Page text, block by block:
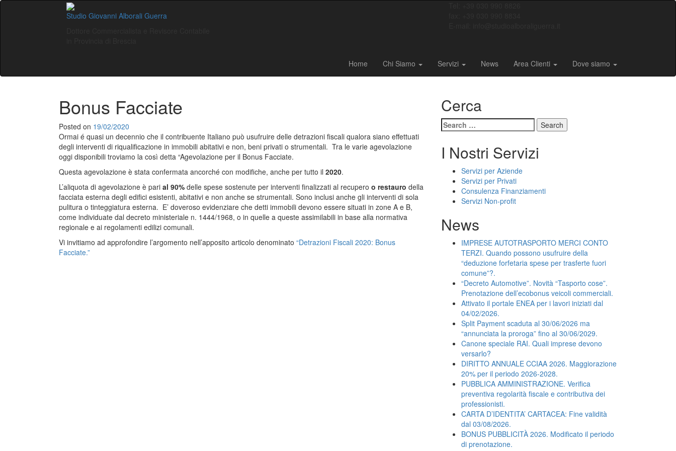
Studio Giovanni Alborali Guerra
Home Chi Siamo Servizi News Area Clienti Dove siamo
Bonus Facciate
Posted on 19/02/2020
Ormai é quasi un decennio che il contribuente Italiano può usufruire delle detrazioni fiscali qualora siano effettuati
degli interventi di riqualificazione in immobili abitativi e non, beni privati o strumentali. Tra le varie agevolazione
oggi disponibili troviamo la così detta “Agevolazione per il Bonus Facciate.
Questa agevolazione è stata confermata ancorché con modifiche, anche per tutto il 2020.
L’aliquota di agevolazione è pari al 90% delle spese sostenute per interventi finalizzati al recupero o restauro della
facciata esterna degli edifici esistenti, abitativi e non anche se strumentali. Sono inclusi anche gli interventi di sola
pulitura o tinteggiatura esterna. E’ doveroso evidenziare che detti immobili devono essere situati in zone A e B,
come individuate dal decreto ministeriale n. 1444/1968, o in quelle a queste assimilabili in base alla normativa
regionale e ai regolamenti edilizi comunali.
Vi invitiamo ad approfondire l’argomento nell’apposito articolo denominato “Detrazioni Fiscali 2020: Bonus
Facciate.”
Cerca
Search
for:
I Nostri Servizi
Servizi per Aziende
Servizi per Privati
Consulenza Finanziamenti
Servizi Non-profit
News
IMPRESE AUTOTRASPORTO MERCI CONTO
TERZI. Quando possono usufruire della
“deduzione forfetaria spese per trasferte fuori
comune”?.
“Decreto Automotive”. Novità “Tasporto cose”.
Prenotazione dell’ecobonus veicoli commerciali.
Attivato il portale ENEA per i lavori iniziati dal
04/02/2026.
Split Payment scaduta al 30/06/2026 ma
“annunciata la proroga” fino al 30/06/2029.
Canone speciale RAI. Quali imprese devono
versarlo?
DIRITTO ANNUALE CCIAA 2026. Maggiorazione
20% per il periodo 2026-2028.
PUBBLICA AMMINISTRAZIONE. Verifica
preventiva regolarità fiscale e contributiva dei
professionisti.
CARTA D’IDENTITA’ CARTACEA: Fine validità
dal 03/08/2026.
BONUS PUBBLICITÀ 2026. Modificato il periodo
di prenotazione.